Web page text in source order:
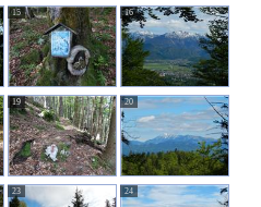
15 16
19 20
23 24